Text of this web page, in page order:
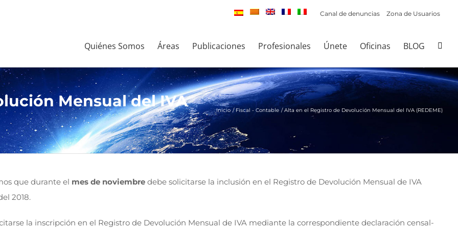
Canal de denuncias Zona de Usuarios
Quiénes Somos Áreas Publicaciones Profesionales Únete Oficinas BLOG
Mensual del IVA
Inicio Fiscal - Contable Alta en el Registro de Devolución Mensual del IVA (REDEME)
que durante el mes de noviembre debe solicitarse la inclusión en el Registro de Devolución Mensual de IVA
2018.
la inscripción en el Registro de Devolución Mensual de IVA mediante la correspondiente declaración censal-